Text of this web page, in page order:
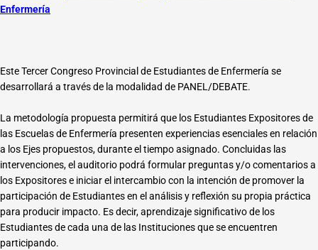
Enfermería
Este Tercer Congreso Provincial de Estudiantes de Enfermería se
desarrollará a través de la modalidad de PANEL/DEBATE.
La metodología propuesta permitirá que los Estudiantes Expositores de
las Escuelas de Enfermería presenten experiencias esenciales en relación
a los Ejes propuestos, durante el tiempo asignado. Concluidas las
intervenciones, el auditorio podrá formular preguntas y/o comentarios a
los Expositores e iniciar el intercambio con la intención de promover la
participación de Estudiantes en el análisis y reflexión su propia práctica
para producir impacto. Es decir, aprendizaje significativo de los
Estudiantes de cada una de las Instituciones que se encuentren
participando.